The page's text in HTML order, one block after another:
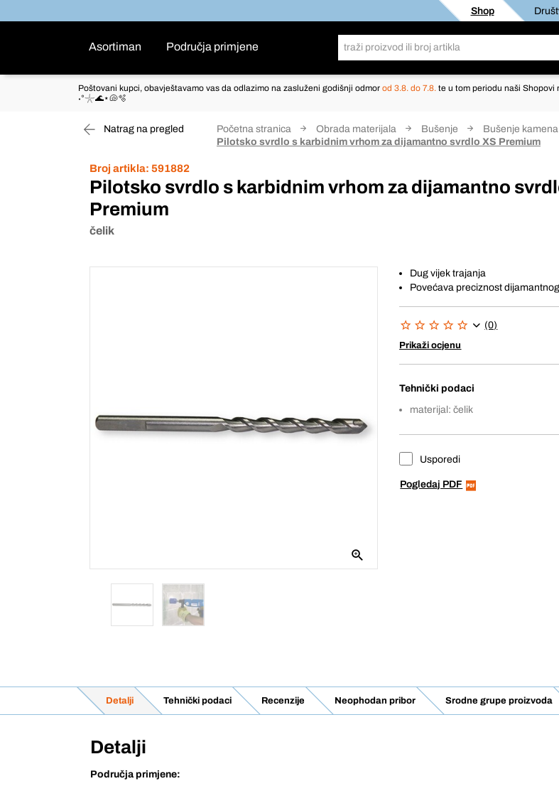
Shop
Asortiman Područja primjene
Poštovani kupci, obavještavamo vas da odlazimo na zasluženi godišnji odmor od 3.8. do 7.8. te u tom periodu naši Shopovi
˖°𓇼🌊⋆🐚🫧
Natrag na pregled Početna stranica Obrada materijala Bušenje Bušenje kamena
Pilotsko svrdlo s karbidnim vrhom za dijamantno svrdlo XS Premium
Broj artikla: 591882
Pilotsko svrdlo s karbidnim vrhom za dijamantno
Premium
čelik
Dug vijek trajanja
Povećava preciznost
(0)
Prikaži ocjenu
Tehnički podaci
materijal: čelik
Usporedi
Pogledaj PDF
Detalji Tehnički podaci Recenzije Neophodan pribor Srodne grupe proizvoda
Detalji
Područja primjene: